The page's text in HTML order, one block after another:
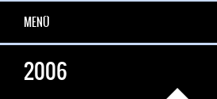
MENÜ
2006